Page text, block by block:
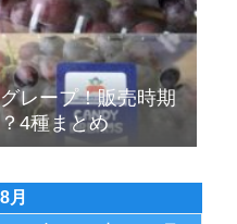
レープ！販売時期
4種まとめ
月